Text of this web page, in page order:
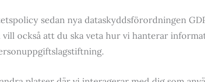
sedan nya dataskyddsförordningen
också att du ska veta hur vi hanterar